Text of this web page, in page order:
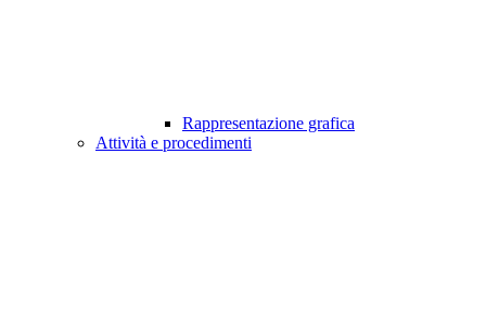
Rappresentazione grafica
Attività e procedimenti